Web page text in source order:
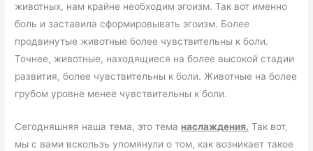
животных, нам крайне необходим эгоизм. Так вот именно
боль и заставила сформировывать эгоизм. Более
продвинутые животные более чувствительны к боли.
Точнее, животные, находящиеся на более высокой стадии
развития, более чувствительны к боли. Животные на более
грубом уровне менее чувствительны к боли.
Сегодняшняя наша тема, это тема наслаждения. Так вот,
мы с вами вскользь упомянули о том, как возникает такое